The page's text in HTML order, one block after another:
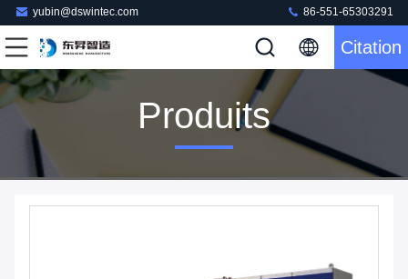
yubin@dswintec.com 86-551-65303291
Citation
Produits